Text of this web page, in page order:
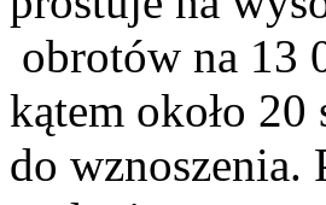
obrotów na 13
kątem około
do wznoszenia.